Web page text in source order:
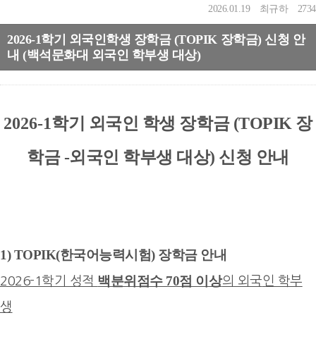
2026.01.19 최규하 2734
2026-1학기 외국인학생 장학금 (TOPIK 장학금) 신청 안
내 (백석문화대 외국인 학부생 대상)
2026-1학기 외국인 학생 장학금 (TOPIK 장
학금 -외국인 학부생 대상) 신청 안내
1) TOPIK(한국어능력시험) 장학금 안내
2026-1학기 성적 백분위점수 70점 이상의 외국인 학부
생